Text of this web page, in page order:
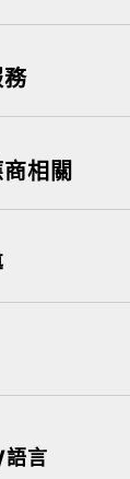
相關
言